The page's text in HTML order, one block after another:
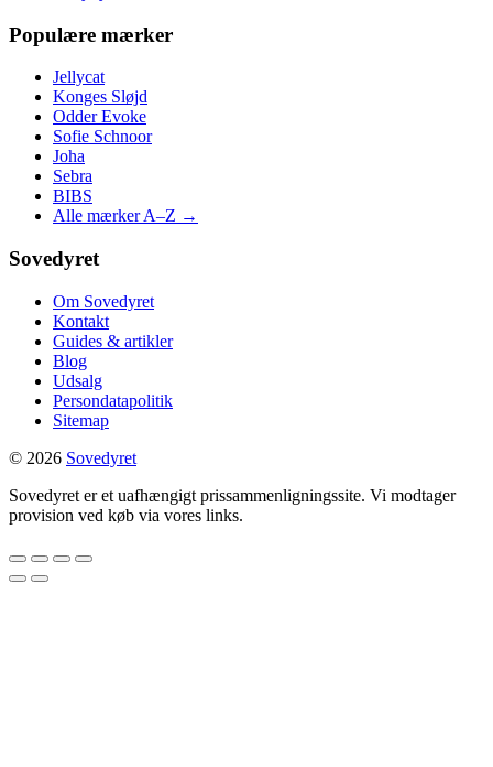
Populære mærker
Jellycat
Konges Sløjd
Odder Evoke
Sofie Schnoor
Joha
Sebra
BIBS
Alle mærker A–Z →
Sovedyret
Om Sovedyret
Kontakt
Guides & artikler
Blog
Udsalg
Persondatapolitik
Sitemap
© 2026 Sovedyret
Sovedyret er et uafhængigt prissammenligningssite. Vi modtager
provision ved køb via vores links.